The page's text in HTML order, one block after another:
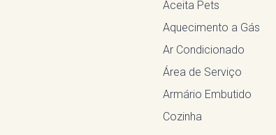
Aceita Pets
Aquecimento a Gás
Ar Condicionado
Área de Serviço
Armário Embutido
Cozinha